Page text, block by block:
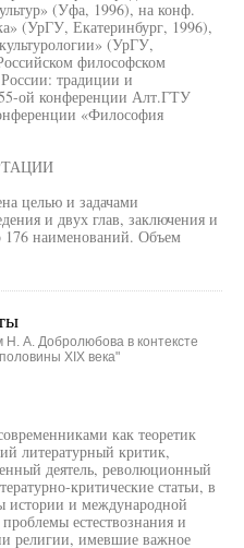
(Уфа, 1996), на конф.
(УрГУ, Екатеринбург, 1996),
(УрГУ,
философском
традиции и
ой конференции Алт.ГТУ
«Философия
целью и задачами
и двух глав, заключения и
176 наименований. Объем
А. Добролюбова в контексте
ХIХ века"
как теоретик
литературный критик,
деятель, революционный
критические статьи, в
истории и международной
естествознания и
религии, имевшие важное